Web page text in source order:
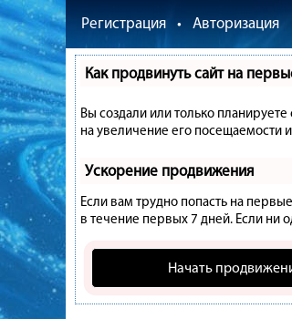
Регистрация • Авторизация
Как продвинуть сайт на
Вы создали или только
на увеличение его посещаемости
Ускорение продвижения
Если вам трудно попасть на
в течение первых 7 дней. Если ни
Начать